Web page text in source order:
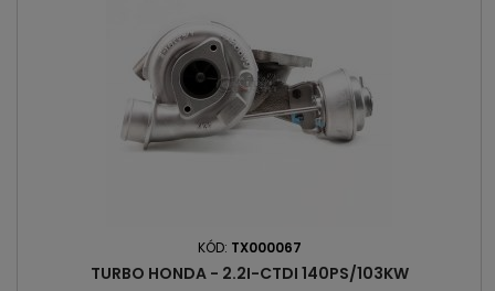
KÓD: TX000067
TURBO HONDA - 2.2I-CTDI 140PS/103KW